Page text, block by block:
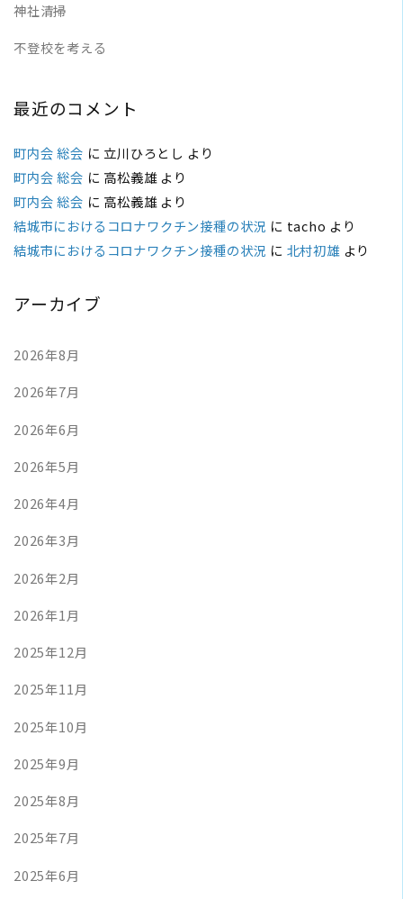
神社清掃
不登校を考える
最近のコメント
町内会 総会 に 立川ひろとし より
町内会 総会 に 高松義雄より
町内会 総会 に 高松義雄より
結城市におけるコロナワクチン接種の状況 に tacho より
結城市におけるコロナワクチン接種の状況 に 北村初雄より
アーカイブ
2026年8月
2026年7月
2026年6月
2026年5月
2026年4月
2026年3月
2026年2月
2026年1月
2025年12月
2025年11月
2025年10月
2025年9月
2025年8月
2025年7月
2025年6月